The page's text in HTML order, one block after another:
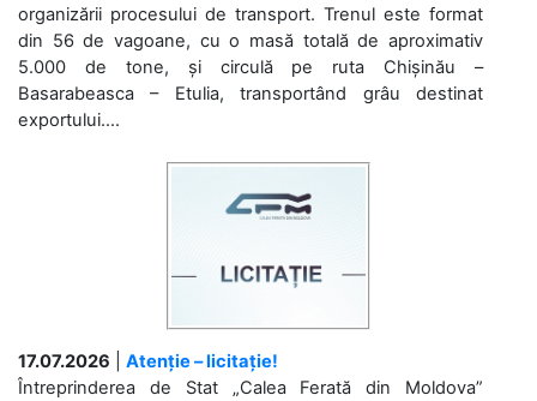
organizării procesului de transport. Trenul este format
din 56 de vagoane, cu o masă totală de aproximativ
5.000 de tone, și circulă pe ruta Chișinău –
Basarabeasca – Etulia, transportând grâu destinat
exportului....
17.07.2026
Atenție – licitație!
Întreprinderea de Stat „Calea Ferată din Moldova”